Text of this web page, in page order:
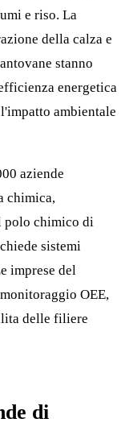
e riso. La
della calza e
stanno
energetica
ambientale
aziende
chimica,
polo chimico di
sistemi
imprese del
OEE,
delle filiere
di